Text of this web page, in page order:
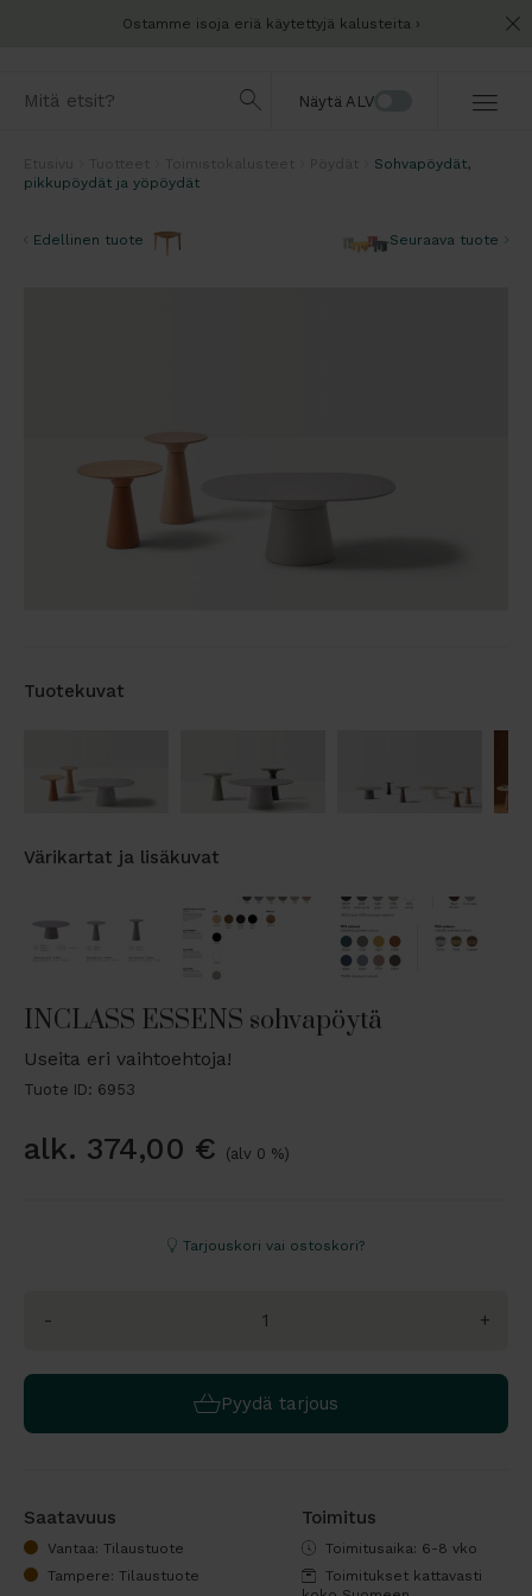
Ostamme isoja eriä käytettyjä kalusteita
Näytä ALV
Sohvapöydät,
pikkupöydät ja yöpöydät
Edellinen tuote Seuraava tuote
Tuotekuvat
Värikartat ja lisäkuvat
INCLASS ESSENS sohvapöytä
Useita eri vaihtoehtoja!
Tuote ID: 6953
alk. 374,00 € (alv 0 %)
Tarjouskori vai ostoskori?
- +
Pyydä tarjous
Saatavuus
Vantaa: Tilaustuote
Tampere: Tilaustuote
Toimitus
Toimitusaika: 6-8 vko
Toimitukset kattavasti